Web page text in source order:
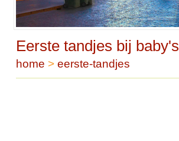
Eerste tandjes bij baby's
home > eerste-tandjes